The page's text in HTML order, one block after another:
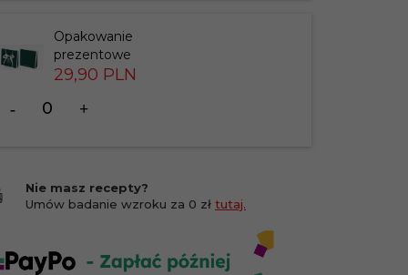
Opakowanie
prezentowe
29,90 PLN
dla
Nie masz recepty?
Umów badanie wzroku za 0 zł tutaj.